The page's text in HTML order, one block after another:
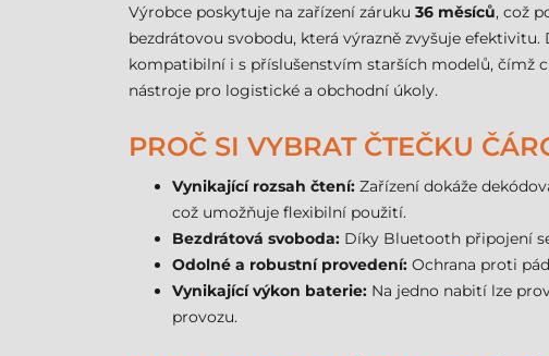
Výrobce poskytuje na zařízení záruku 36 měsíců, což
bezdrátovou svobodu, která výrazně zvyšuje
kompatibilní i s příslušenstvím starších modelů, čímž
nástroje pro logistické a obchodní úkoly.
PROČ SI VYBRAT ČTEČKU
Vynikající rozsah čtení: Zařízení dokáže
což umožňuje flexibilní použití.
Bezdrátová svoboda: Díky Bluetooth připojení
Odolné a robustní provedení: Ochrana proti
Vynikající výkon baterie: Na jedno nabití lze
provozu.